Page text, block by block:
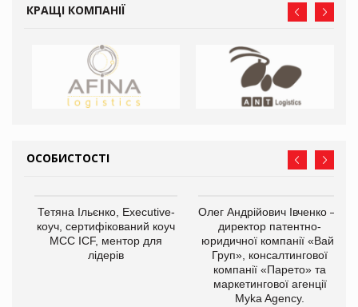
КРАЩІ КОМПАНІЇ
ОСОБИСТОСТІ
Тетяна Ільєнко, Executive-
коуч, сертифікований коуч
МСС ICF, ментор для
лідерів
Олег Андрійович Івченко —
директор патентно-
юридичної компанії «Вайз
Груп», консалтингової
компанії «Парето» та
маркетингової агенції
Myka Agency.